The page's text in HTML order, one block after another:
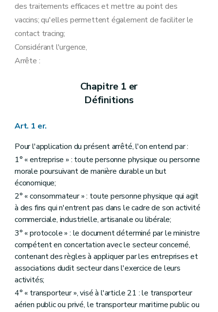
des traitements efficaces et mettre au point des
vaccins; qu'elles permettent également de faciliter le
contact tracing;
Considérant l'urgence,
Arrête :
Chapitre 1 er
Définitions
Art. 1 er.
Pour l'application du présent arrêté, l'on entend par :
1° « entreprise » : toute personne physique ou personne
morale poursuivant de manière durable un but
économique;
2° « consommateur » : toute personne physique qui agit
à des fins qui n'entrent pas dans le cadre de son activité
commerciale, industrielle, artisanale ou libérale;
3° « protocole » : le document déterminé par le ministre
compétent en concertation avec le secteur concerné,
contenant des règles à appliquer par les entreprises et
associations dudit secteur dans l'exercice de leurs
activités;
4° « transporteur », visé à l'article 21 : le transporteur
aérien public ou privé, le transporteur maritime public ou